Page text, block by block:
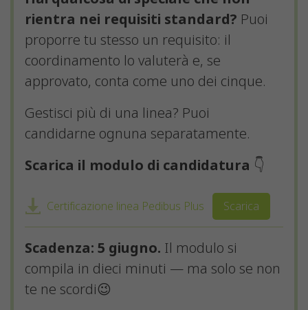
rientra nei requisiti standard? Puoi
proporre tu stesso un requisito: il
coordinamento lo valuterà e, se
approvato, conta come uno dei cinque.
Gestisci più di una linea? Puoi
candidarne ognuna separatamente.
Scarica il modulo di candidatura 👇
Certificazione linea Pedibus Plus Scarica
Scadenza: 5 giugno. Il modulo si
compila in dieci minuti — ma solo se non
te ne scordi😉